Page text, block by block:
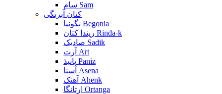
سام Sam
کتان آبرنگی
بگونیا Begonia
ریندا کتان Rinda-k
صادیک Sadik
آرت Art
پانیذ Paniz
آسنا Asena
آهنک Ahenk
ارتانگا Ortanga